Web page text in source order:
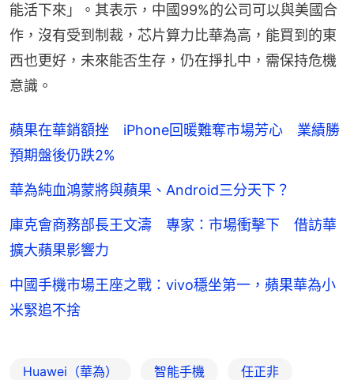
能活下來」。其表示，中國99%的公司可以與美國合
作，沒有受到制裁，芯片算力比華為高，能買到的東
西也更好，未來能否生存，仍在掙扎中，需保持危機
意識。
蘋果在華銷額挫 iPhone回暖難奪市場芳心 業績勝
預期盤後仍跌2%
華為純血鴻蒙將與蘋果、Android三分天下？
庫克會商務部長王文濤 專家：市場衝擊下 借訪華
擴大蘋果影響力
中國手機市場王座之戰：vivo穩坐第一，蘋果華為小
米緊追不捨
Huawei（華為） 智能手機 任正非